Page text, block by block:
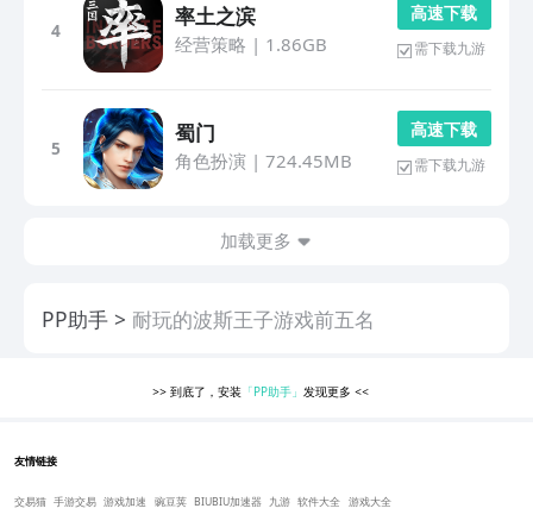
4
率土之滨
经营策略 | 1.86GB
高 速 下 载
需下载九游
5
蜀门
角色扮演 | 724.45MB
高 速 下 载
需下载九游
加载更多
PP助手 耐玩的波斯王子游戏前五名
>> 到底了，安装 「PP助手」 发现更多<<
友情链接
交易猫 手游交易 游戏加速 豌豆荚 BIUBIU加速器 九游 软件大全 游戏大全